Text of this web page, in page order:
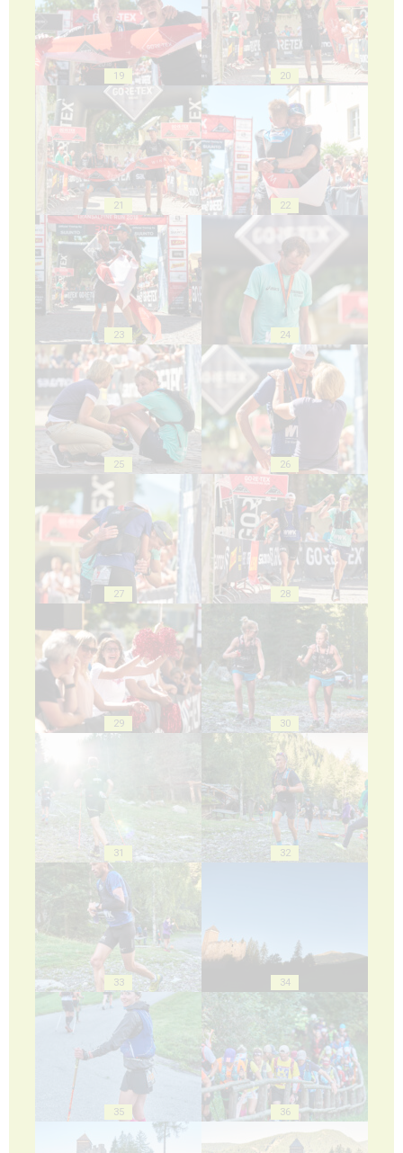
19 20
21 22
23 24
25 26
27 28
29 30
31 32
33 34
35 36